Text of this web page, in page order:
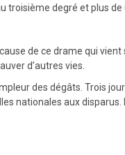
degré et plus
de ce drame qui
d’autres vies.
des dégâts. Trois
nationales aux